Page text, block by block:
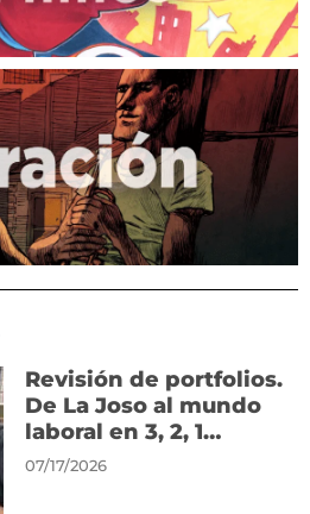
Revisión de portfolios.
De La Joso al mundo
laboral en 3, 2, 1…
07/17/2026